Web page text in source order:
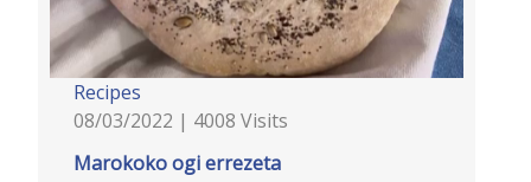
Recipes
08/03/2022 | 4008 Visits
Marokoko ogi errezeta